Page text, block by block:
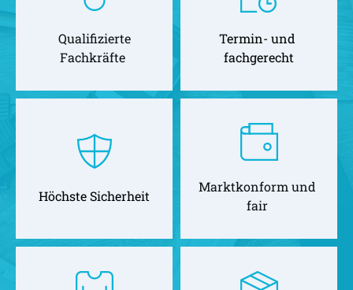
Qualifizierte
Fachkräfte
Termin- und
fachgerecht
Höchste Sicherheit
Marktkonform und
fair